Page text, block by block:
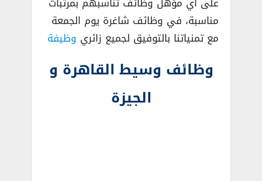
مناسبة، في وظائف شاغرة يوم الجمعة
مع تمنياتنا بالتوفيق لجميع زائري وظيفة
وظائف وسيط القاهرة و
الجيزة